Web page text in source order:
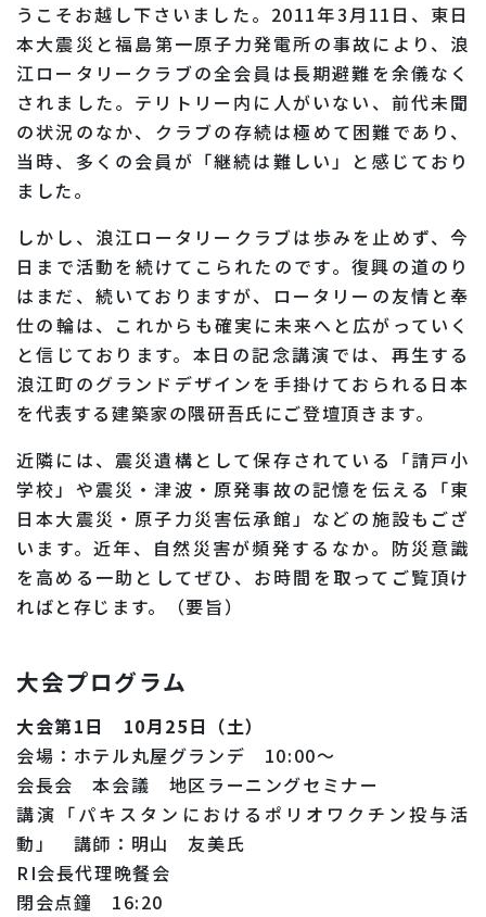
うこそお越し下さいました。2011年3月11日、東日
本大震災と福島第一原子力発電所の事故により、浪
江ロータリークラブの全会員は長期避難を余儀なく
されました。テリトリー内に人がいない、前代未聞
の状況のなか、クラブの存続は極めて困難であり、
当時、多くの会員が「継続は難しい」と感じており
ました。
しかし、浪江ロータリークラブは歩みを止めず、今
日まで活動を続けてこられたのです。復興の道のり
はまだ、続いておりますが、ロータリーの友情と奉
仕の輪は、これからも確実に未来へと広がっていく
と信じております。本日の記念講演では、再生する
浪江町のグランドデザインを手掛けておられる日本
を代表する建築家の隈研吾氏にご登壇頂きます。
近隣には、震災遺構として保存されている「請戸小
学校」や震災・津波・原発事故の記憶を伝える「東
日本大震災・原子力災害伝承館」などの施設もござ
います。近年、自然災害が頻発するなか。防災意識
を高める一助としてぜひ、お時間を取ってご覧頂け
ればと存じます。（要旨）
大会プログラム
大会第1日 10月25日（土）
会場：ホテル丸屋グランデ 10:00～
会長会 本会議 地区ラーニングセミナー
講演「パキスタンにおけるポリオワクチン投与活
動」 講師：明山 友美氏
RI会長代理晩餐会
閉会点鐘 16:20